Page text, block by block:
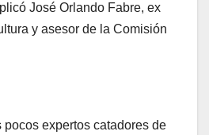
José Orlando Fabre, ex
y asesor de la Comisión
pocos expertos catadores de